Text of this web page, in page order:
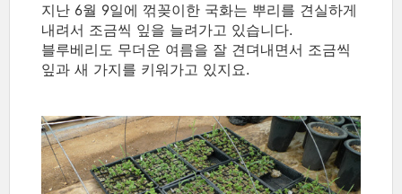
지난 6월 9일에 꺾꽂이한 국화는 뿌리를 견실하게
내려서 조금씩 잎을 늘려가고 있습니다.
블루베리도 무더운 여름을 잘 견뎌내면서 조금씩
잎과 새 가지를 키워가고 있지요.